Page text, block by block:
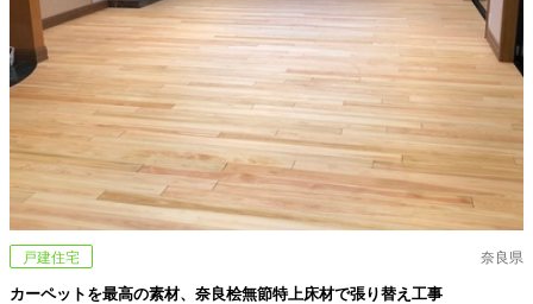
戸建住宅 奈良県
カーペットを最高の素材、奈良桧無節特上床材で張り替え工事